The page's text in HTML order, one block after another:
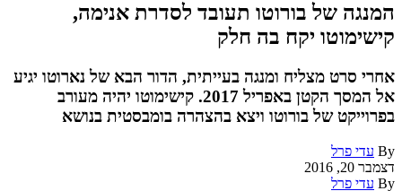
המנגה של בורוטו תעובד לסדרת אנימה,
קישימוטו יקח בה חלק
אחרי סרט מצליח ומנגה בעייתית, הדור הבא של נארוטו יגיע
אל המסך הקטן באפריל 2017. קישימוטו יהיה מעורב
בפרוייקט של בורוטו ויצא בהצהרה בומבסטית בנושא
By עדי פרל
דצמבר 20, 2016
By עדי פרל